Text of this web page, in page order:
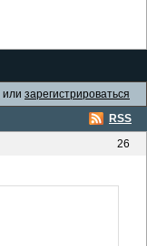
или зарегистрироваться
RSS
26